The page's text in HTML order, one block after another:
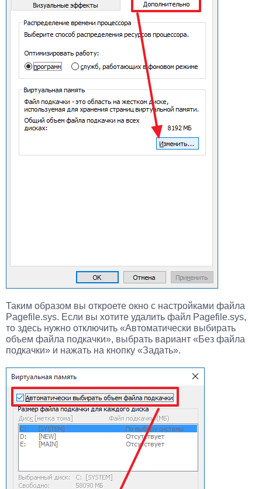
Таким образом вы откроете окно с настройками файла
Pagefile.sys. Если вы хотите удалить файл Pagefile.sys,
то здесь нужно отключить «Автоматически выбирать
объем файла подкачки», выбрать вариант «Без файла
подкачки» и нажать на кнопку «Задать».